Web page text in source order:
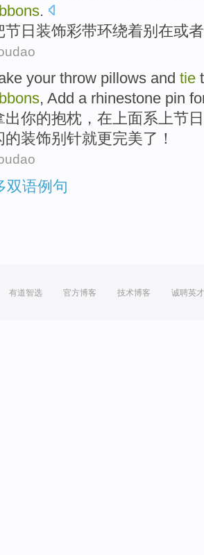
.
节日 装饰彩带环绕着别 在或者
your throw pillows and tie
, Add a rhinestone pin
出你的抱枕 ，在上面系上节日
的装饰别针就更完美了！
双语例句
有道智选 官方博客 技术博客 诚聘英才